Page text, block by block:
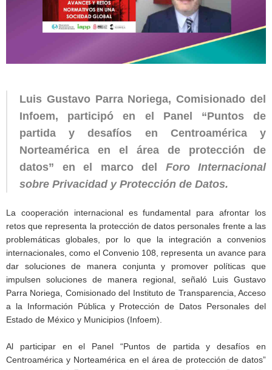
Luis Gustavo Parra Noriega, Comisionado del
Infoem, participó en el Panel “Puntos de
partida y desafíos en Centroamérica y
Norteamérica en el área de protección de
datos” en el marco del Foro Internacional
sobre Privacidad y Protección de Datos.
La cooperación internacional es fundamental para afrontar los
retos que representa la protección de datos personales frente a las
problemáticas globales, por lo que la integración a convenios
internacionales, como el Convenio 108, representa un avance para
dar soluciones de manera conjunta y promover políticas que
impulsen soluciones de manera regional, señaló Luis Gustavo
Parra Noriega, Comisionado del Instituto de Transparencia, Acceso
a la Información Pública y Protección de Datos Personales del
Estado de México y Municipios (Infoem).
Al participar en el Panel “Puntos de partida y desafíos en
Centroamérica y Norteamérica en el área de protección de datos”